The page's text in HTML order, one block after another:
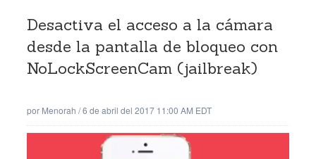
Desactiva el acceso a la cámara
desde la pantalla de bloqueo con
NoLockScreenCam (jailbreak)
por Menorah /6 de abril del 2017 11:00 AM EDT